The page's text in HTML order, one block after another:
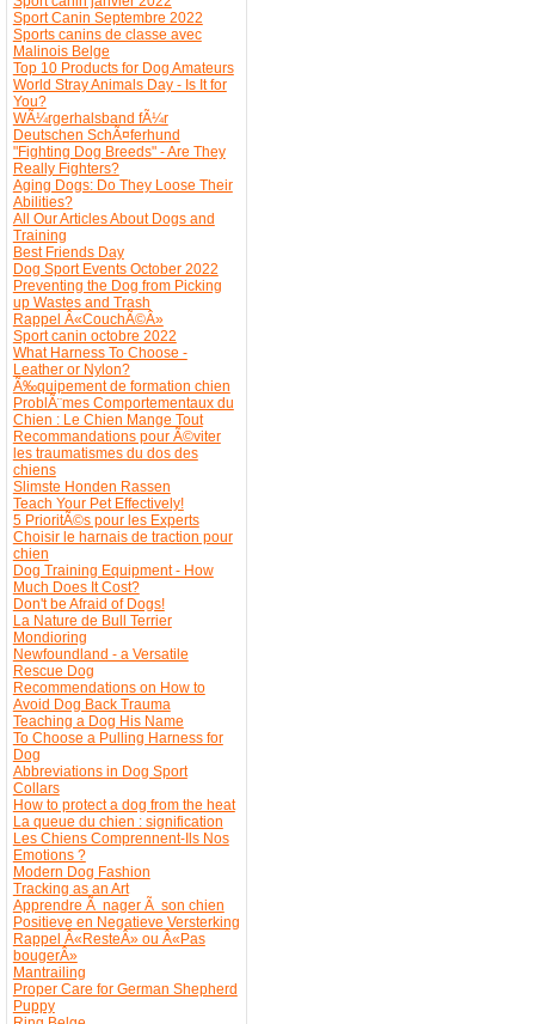
Sport Canin Septembre 2022
Sports canins de classe avec
Malinois Belge
Top 10 Products for Dog Amateurs
World Stray Animals Day - Is It for
You?
WÃ¼rgerhalsband fÃ¼r
Deutschen SchÃ¤ferhund
"Fighting Dog Breeds" - Are They
Really Fighters?
Aging Dogs: Do They Loose Their
Abilities?
All Our Articles About Dogs and
Training
Best Friends Day
Dog Sport Events October 2022
Preventing the Dog from Picking
up Wastes and Trash
Rappel Â«CouchÃ©Â»
Sport canin octobre 2022
What Harness To Choose -
Leather or Nylon?
Ã‰quipement de formation chien
ProblÃ¨mes Comportementaux du
Chien : Le Chien Mange Tout
Recommandations pour Ã©viter
les traumatismes du dos des
chiens
Slimste Honden Rassen
Teach Your Pet Effectively!
5 PrioritÃ©s pour les Experts
Choisir le harnais de traction pour
chien
Dog Training Equipment - How
Much Does It Cost?
Don't be Afraid of Dogs!
La Nature de Bull Terrier
Mondioring
Newfoundland - a Versatile
Rescue Dog
Recommendations on How to
Avoid Dog Back Trauma
Teaching a Dog His Name
To Choose a Pulling Harness for
Dog
Abbreviations in Dog Sport
Collars
How to protect a dog from the heat
La queue du chien : signification
Les Chiens Comprennent-Ils Nos
Emotions ?
Modern Dog Fashion
Tracking as an Art
Apprendre Ã nager Ã son chien
Positieve en Negatieve Versterking
Rappel Â«ResteÂ» ou Â«Pas
bougerÂ»
Mantrailing
Proper Care for German Shepherd
Puppy